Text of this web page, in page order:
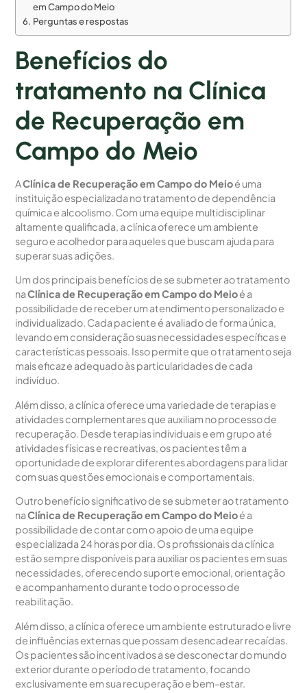
em Campo do Meio
Perguntas e respostas
Benefícios do
tratamento na Clínica
de Recuperação em
Campo do Meio
AClínica de Recuperação em Campo do Meioé uma
instituição especializada no tratamento de dependência
química e alcoolismo. Com uma equipe multidisciplinar
altamente qualificada, a clínica oferece um ambiente
seguro e acolhedor para aqueles que buscam ajuda para
superar suas adições.
Um dos principais benefícios de se submeter ao tratamento
naClínica de Recuperação em Campo do Meioé a
possibilidade de receber um atendimento personalizado e
individualizado. Cada paciente é avaliado de forma única,
levando em consideração suas necessidades específicas e
características pessoais. Isso permite que o tratamento seja
mais eficaz e adequado às particularidades de cada
indivíduo.
Além disso, a clínica oferece uma variedade de terapias e
atividades complementares que auxiliam no processo de
recuperação. Desde terapias individuais e em grupo até
atividades físicas e recreativas, os pacientes têm a
oportunidade de explorar diferentes abordagens para lidar
com suas questões emocionais e comportamentais.
Outro benefício significativo de se submeter ao tratamento
naClínica de Recuperação em Campo do Meioé a
possibilidade de contar com o apoio de uma equipe
especializada 24 horas por dia. Os profissionais da clínica
estão sempre disponíveis para auxiliar os pacientes em suas
necessidades, oferecendo suporte emocional, orientação
e acompanhamento durante todo o processo de
reabilitação.
Além disso, a clínica oferece um ambiente estruturado e livre
de influências externas que possam desencadear recaídas.
Os pacientes são incentivados a se desconectar do mundo
exterior durante o período de tratamento, focando
exclusivamente em sua recuperação e bem-estar.